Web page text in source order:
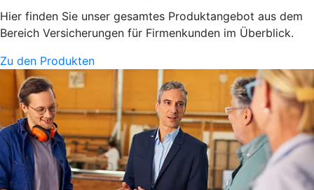
Hier finden Sie unser gesamtes Produktangebot aus dem
Bereich Versicherungen für Firmenkunden im Überblick.
Zu den Produkten